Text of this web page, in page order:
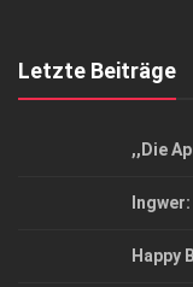
Letzte Beiträge
,,Die
Happy